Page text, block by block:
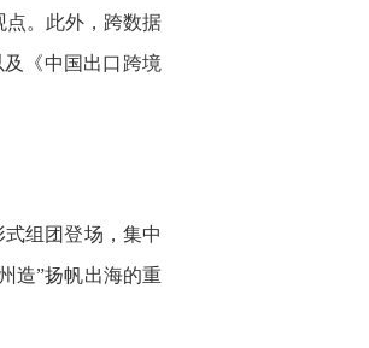
点。此外，跨数据
及《中国出口跨境
组团登场，集中
造”扬帆出海的重